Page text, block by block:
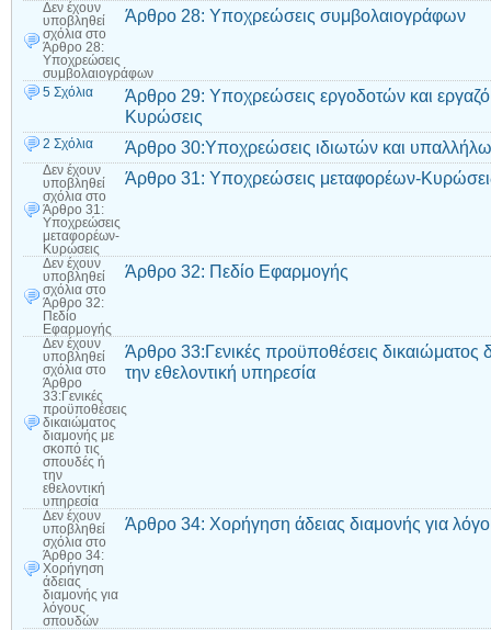
Δεν έχουν
υποβληθεί
σχόλια στο
Άρθρο 28:
Υποχρεώσεις
συμβολαιογράφων
Άρθρο 28: Υποχρεώσεις συμβολαιογράφων
5 Σχόλια
Άρθρο 29: Υποχρεώσεις εργοδοτών και
Κυρώσεις
2 Σχόλια Άρθρο 30:Υποχρεώσεις ιδιωτών και
Δεν έχουν
υποβληθεί
σχόλια στο
Άρθρο 31:
Υποχρεώσεις
μεταφορέων-
Κυρώσεις
Άρθρο 31: Υποχρεώσεις μεταφορέων-
Δεν έχουν
υποβληθεί
σχόλια στο
Άρθρο 32:
Πεδίο
Εφαρμογής
Άρθρο 32: Πεδίο Εφαρμογής
Δεν έχουν
υποβληθεί
σχόλια στο
Άρθρο
33:Γενικές
προϋποθέσεις
δικαιώματος
διαμονής με
σκοπό τις
σπουδές ή
την
εθελοντική
υπηρεσία
Άρθρο 33:Γενικές προϋποθέσεις δικαιώματος
την εθελοντική υπηρεσία
Δεν έχουν
υποβληθεί
σχόλια στο
Άρθρο 34:
Χορήγηση
άδειας
διαμονής για
λόγους
σπουδών
Άρθρο 34: Χορήγηση άδειας διαμονής για